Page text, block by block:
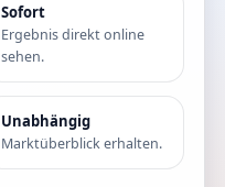
Sofort
Ergebnis direkt online
sehen.
Unabhängig
Marktüberblick erhalten.